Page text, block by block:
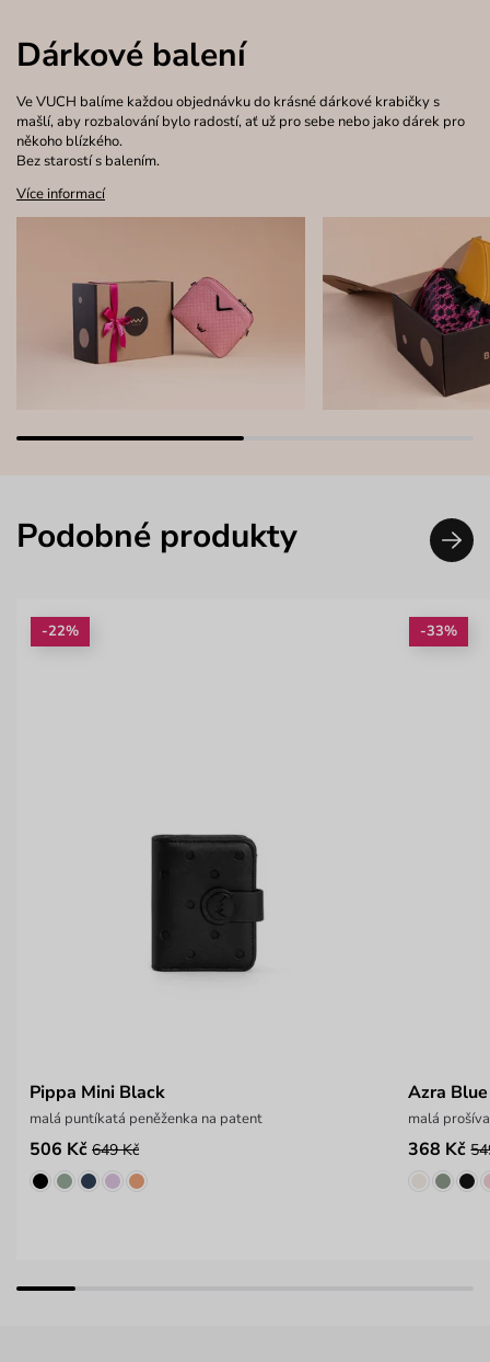
Dárkové balení
Ve VUCH balíme každou objednávku do krásné dárkové krabičky s
mašlí, aby rozbalování bylo radostí, ať už pro sebe nebo jako dárek pro
někoho blízkého.
Bez starostí s balením.
Více informací
Podobné produkty
-22%
Pippa Mini Black
malá puntíkatá peněženka na patent
506 Kč 649 Kč
-33%
Azra Blue
malá
368 Kč